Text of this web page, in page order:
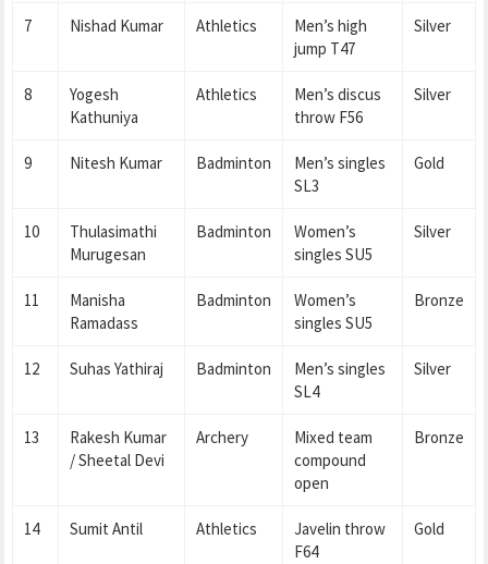
7 Nishad Kumar Athletics
Men’s high
jump T47
Silver
8
Yogesh
Kathuniya
Athletics
Men’s discus
throw F56
Silver
9 Nitesh Kumar Badminton
Men’s singles
SL3
Gold
10
Thulasimathi
Murugesan
Badminton
Women’s
singles SU5
Silver
11
Manisha
Ramadass
Badminton
Women’s
singles SU5
Bronze
12 Suhas Yathiraj Badminton
Men’s singles
SL4
Silver
13
Rakesh Kumar
/ Sheetal Devi
Archery
Mixed team
compound
open
Bronze
14 Sumit Antil Athletics
Javelin throw
F64
Gold